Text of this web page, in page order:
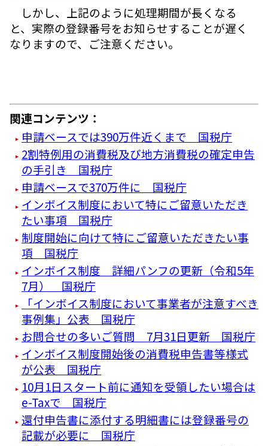
しかし、上記のように処理期間が長くなる
と、実際の登録番号をお知らせすることが遅く
なりますので、ご注意ください。
関連コンテンツ：
申請ベースでは390万件近くまで 国税庁
2割特例用の消費税及び地方消費税の確定申告
の手引き 国税庁
申請ベースで370万件に 国税庁
インボイス制度において特にご留意いただき
たい事項 国税庁
制度開始に向けて特にご留意いただきたい事
項 国税庁
インボイス制度 詳細パンフの更新（令和5年
7月） 国税庁
「インボイス制度において事業者が注意すべき
事例集」公表 国税庁
お問合せの多いご質問 7月31日更新 国税庁
インボイス制度開始後の消費税申告書等様式
が公表 国税庁
10月1日スタート前に通知を受領したい場合は
e-Taxで 国税庁
還付申告書に添付する明細書には登録番号の
記載が必要に 国税庁